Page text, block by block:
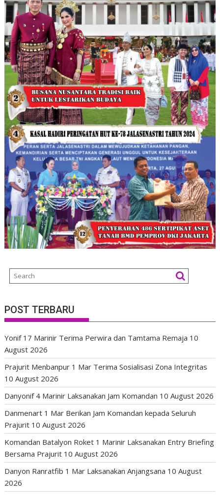
POST TERBARU
Yonif 17 Marinir Terima Perwira dan Tamtama Remaja 10
August 2026
Prajurit Menbanpur 1 Mar Terima Sosialisasi Zona Integritas
10 August 2026
Danyonif 4 Marinir Laksanakan Jam Komandan 10 August 2026
Danmenart 1 Mar Berikan Jam Komandan kepada Seluruh
Prajurit 10 August 2026
Komandan Batalyon Roket 1 Marinir Laksanakan Entry Briefing
Bersama Prajurit 10 August 2026
Danyon Ranratfib 1 Mar Laksanakan Anjangsana 10 August
2026